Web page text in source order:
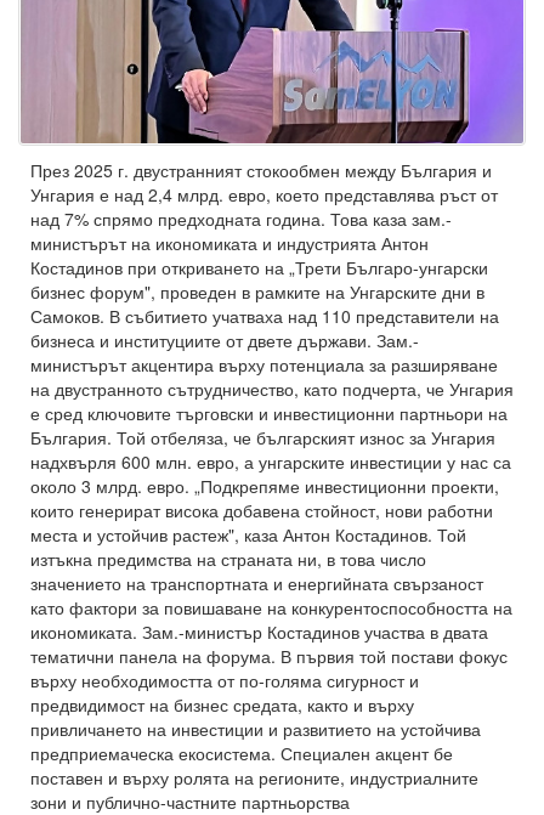
През 2025 г. двустранният стокообмен между България и
Унгария е над 2,4 млрд. евро, което представлява ръст от
над 7% спрямо предходната година. Това каза зам.-
министърът на икономиката и индустрията Антон
Костадинов при откриването на „Трети Българо-унгарски
бизнес форум", проведен в рамките на Унгарските дни в
Самоков. В събитието учатваха над 110 представители на
бизнеса и институциите от двете държави. Зам.-
министърът акцентира върху потенциала за разширяване
на двустранното сътрудничество, като подчерта, че Унгария
е сред ключовите търговски и инвестиционни партньори на
България. Той отбеляза, че българският износ за Унгария
надхвърля 600 млн. евро, а унгарските инвестиции у нас са
около 3 млрд. евро. „Подкрепяме инвестиционни проекти,
които генерират висока добавена стойност, нови работни
места и устойчив растеж", каза Антон Костадинов. Той
изтъкна предимства на страната ни, в това число
значението на транспортната и енергийната свързаност
като фактори за повишаване на конкурентоспособността на
икономиката. Зам.-министър Костадинов участва в двата
тематични панела на форума. В първия той постави фокус
върху необходимостта от по-голяма сигурност и
предвидимост на бизнес средата, както и върху
привличането на инвестиции и развитието на устойчива
предприемаческа екосистема. Специален акцент бе
поставен и върху ролята на регионите, индустриалните
зони и публично-частните партньорства